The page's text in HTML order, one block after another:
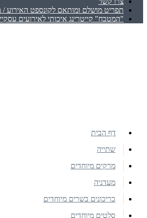
תפריט מושלם ומותאם לקונספט האירוע /
"המטבח" קייטרינג איכותי לאירועים
דף הבית
שתייה
מרקים מיוחדים
מעדניה
כריכונים בשרים מיוחדים
סלטים מיוחדים